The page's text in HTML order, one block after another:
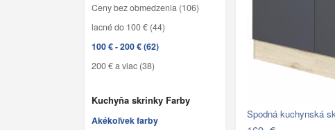
Ceny bez obmedzenia (106)
lacné do 100 € (44)
100 € - 200 € (62)
200 € a viac (38)
Kuchyňa skrinky Farby
Akékoľvek farby